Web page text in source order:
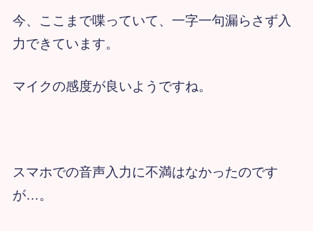
今、ここまで喋っていて、一字一句漏らさず入
力できています。
マイクの感度が良いようですね。
スマホでの音声入力に不満はなかったのです
が…。